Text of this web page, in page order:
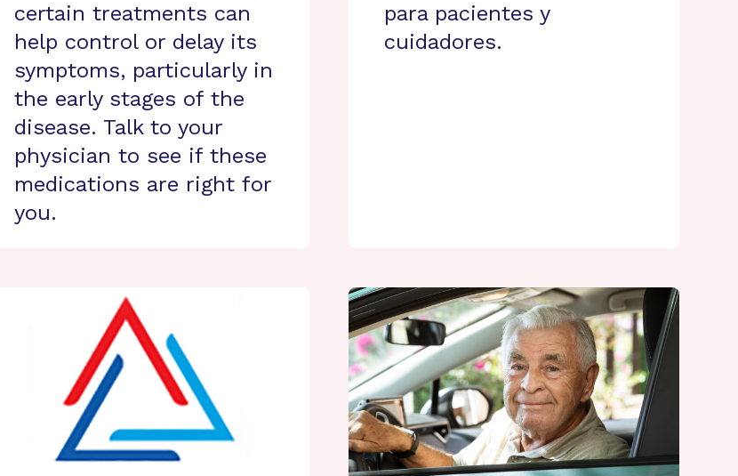
certain treatments can
help control or delay its
symptoms, particularly in
the early stages of the
disease. Talk to your
physician to see if these
medications are right for
you.
para pacientes y
cuidadores.